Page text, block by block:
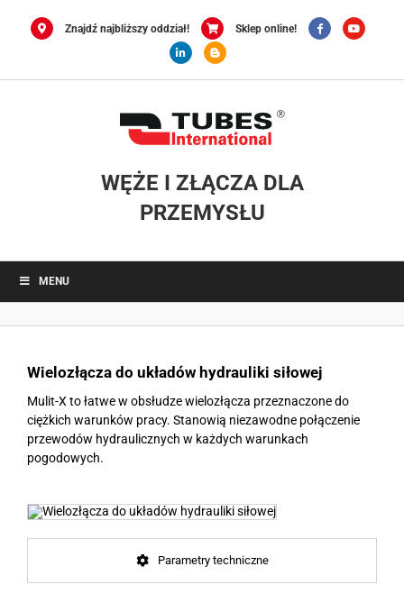
Znajdź najbliższy oddział! Sklep online!
WĘŻE I ZŁĄCZA DLA
PRZEMYSŁU
MENU
Wielozłącza do układów hydrauliki siłowej
Mulit-X to łatwe w obsłudze wielozłącza przeznaczone do
ciężkich warunków pracy. Stanowią niezawodne połączenie
przewodów hydraulicznych w każdych warunkach
pogodowych.
Parametry techniczne